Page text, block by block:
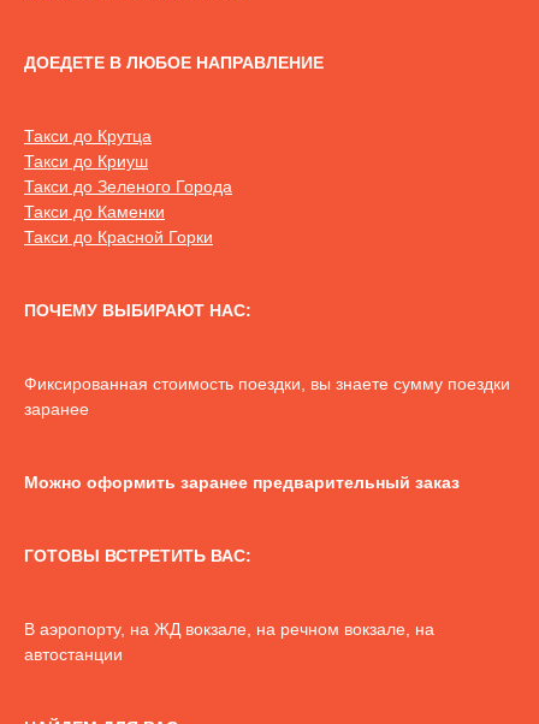
ДОЕДЕТЕ В ЛЮБОЕ НАПРАВЛЕНИЕ
Такси до Крутца
Такси до Криуш
Такси до Зеленого Города
Такси до Каменки
Такси до Красной Горки
ПОЧЕМУ ВЫБИРАЮТ НАС:
Фиксированная стоимость поездки, вы знаете сумму поездки
заранее
Можно оформить заранее предварительный заказ
ГОТОВЫ ВСТРЕТИТЬ ВАС:
В аэропорту, на ЖД вокзале, на речном вокзале, на
автостанции